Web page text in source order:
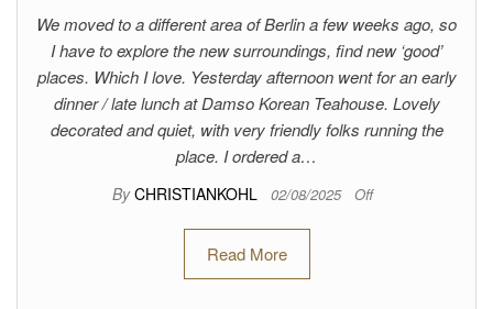
We moved to a different area of Berlin a few weeks ago, so
I have to explore the new surroundings, find new ‘good’
places. Which I love. Yesterday afternoon went for an early
dinner / late lunch at Damso Korean Teahouse. Lovely
decorated and quiet, with very friendly folks running the
place. I ordered a…
By CHRISTIANKOHL 02/08/2025 Off
Read More